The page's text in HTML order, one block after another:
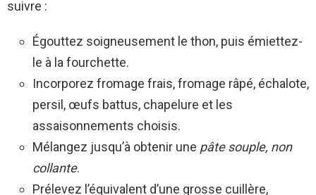
suivre :
Égouttez soigneusement le thon, puis émiettez-
le à la fourchette.
Incorporez fromage frais, fromage râpé, échalote,
persil, œufs battus, chapelure et les
assaisonnements choisis.
Mélangez jusqu’à obtenir une pâte souple, non
collante.
Prélevez l’équivalent d’une grosse cuillère,